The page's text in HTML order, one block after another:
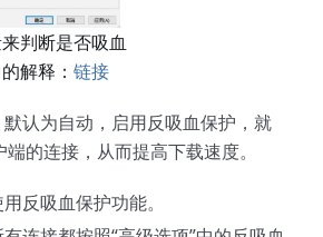
判断是否吸血
解释： 链接
认为自动，启用反吸血保护，就
的连接，从而提高下载速度。
反吸血保护功能。